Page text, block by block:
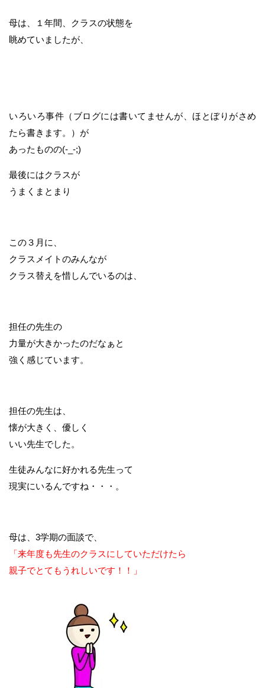
母は、１年間、クラスの状態を
眺めていましたが、
いろいろ事件（ブログには書いてませんが、ほとぼりがさめ
たら書きます。）が
あったものの(-_-;)
最後にはクラスが
うまくまとまり
この３月に、
クラスメイトのみんなが
クラス替えを惜しんでいるのは、
担任の先生の
力量が大きかったのだなぁと
強く感じています。
担任の先生は、
懐が大きく、優しく
いい先生でした。
生徒みんなに好かれる先生って
現実にいるんですね・・・。
母は、3学期の面談で、
「来年度も先生のクラスにしていただけたら
親子でとてもうれしいです！！」